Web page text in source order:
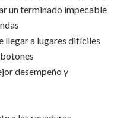
un terminado impecable
llegar a lugares difíciles
desempeño y